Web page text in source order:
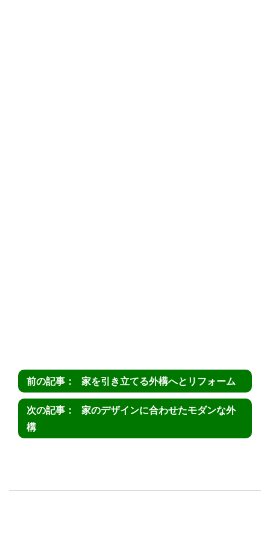
家を引き立てる外構へとリフォーム
家のデザインに合わせたモダンな外
構